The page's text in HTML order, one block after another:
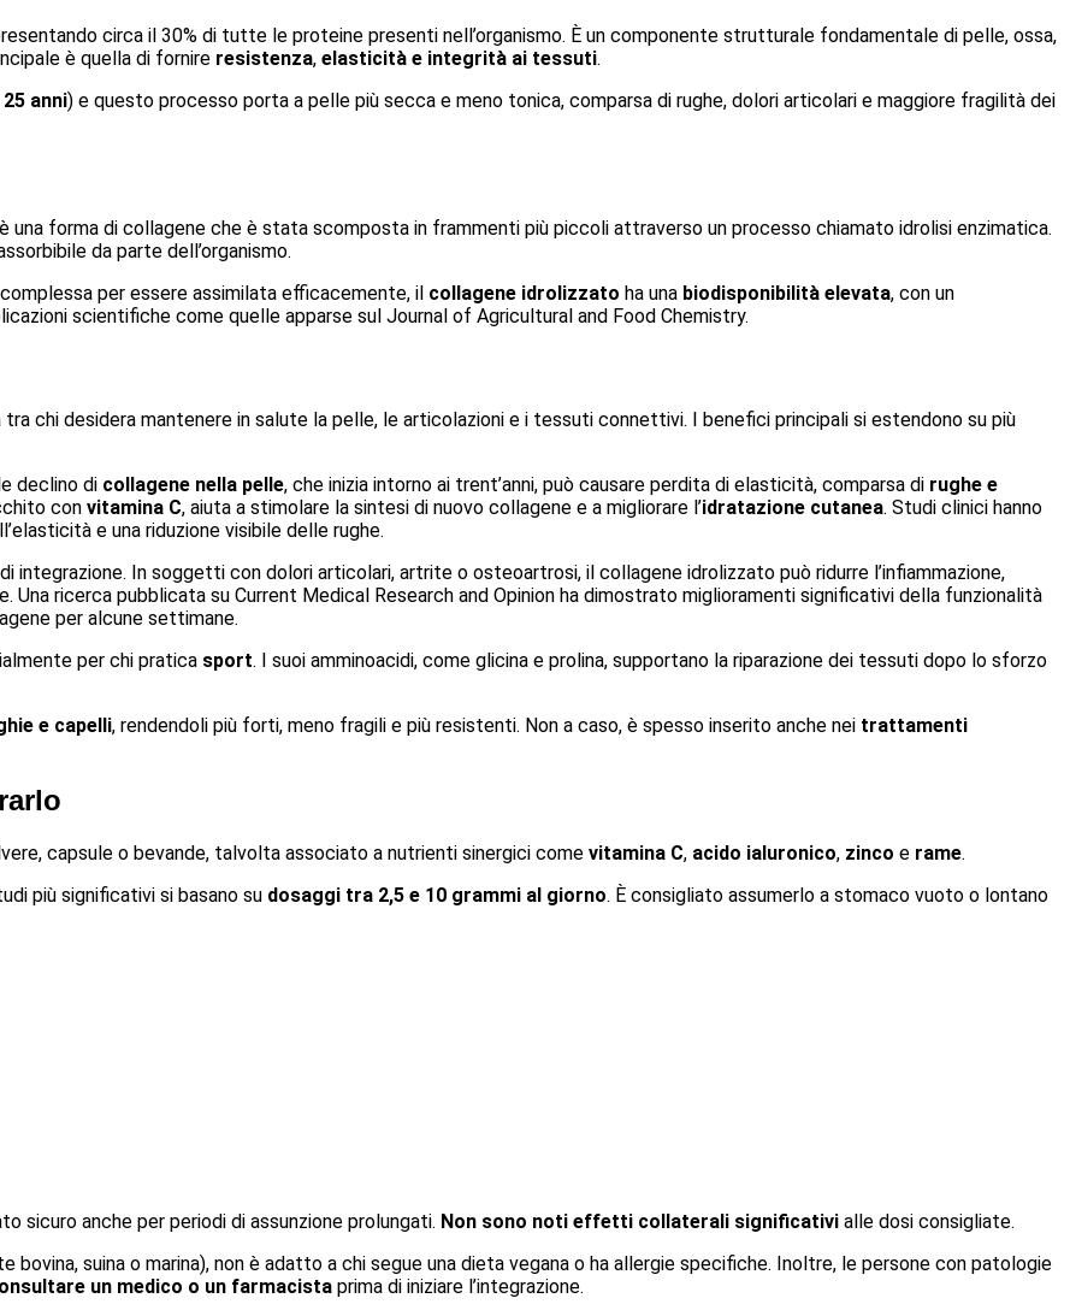
circa il 30% di tutte le proteine presenti nell’organismo. È un componente strutturale fondamentale di pelle, ossa,
è quella di fornire resistenza, elasticità e integrità ai tessuti.
anni) e questo processo porta a pelle più secca e meno tonica, comparsa di rughe, dolori articolari e maggiore fragilità dei
una forma di collagene che è stata scomposta in frammenti più piccoli attraverso un processo chiamato idrolisi enzimatica.
da parte dell’organismo.
per essere assimilata efficacemente, il collagene idrolizzato ha una biodisponibilità elevata, con un
scientifiche come quelle apparse sul Journal of Agricultural and Food Chemistry.
chi desidera mantenere in salute la pelle, le articolazioni e i tessuti connettivi. I benefici principali si estendono su più
declino di collagene nella pelle, che inizia intorno ai trent’anni, può causare perdita di elasticità, comparsa di rughe e
con vitamina C, aiuta a stimolare la sintesi di nuovo collagene e a migliorare l’idratazione cutanea. Studi clinici hanno
e una riduzione visibile delle rughe.
integrazione. In soggetti con dolori articolari, artrite o osteoartrosi, il collagene idrolizzato può ridurre l’infiammazione,
Una ricerca pubblicata su Current Medical Research and Opinion ha dimostrato miglioramenti significativi della funzionalità
per alcune settimane.
per chi pratica sport. I suoi amminoacidi, come glicina e prolina, supportano la riparazione dei tessuti dopo lo sforzo
e capelli, rendendoli più forti, meno fragili e più resistenti. Non a caso, è spesso inserito anche nei trattamenti
capsule o bevande, talvolta associato a nutrienti sinergici come vitamina C, acido ialuronico, zinco e rame.
più significativi si basano su dosaggi tra 2,5 e 10 grammi al giorno. È consigliato assumerlo a stomaco vuoto o lontano
sicuro anche per periodi di assunzione prolungati. Non sono noti effetti collaterali significativi alle dosi consigliate.
suina o marina), non è adatto a chi segue una dieta vegana o ha allergie specifiche. Inoltre, le persone con patologie
un medico o un farmacista prima di iniziare l’integrazione.